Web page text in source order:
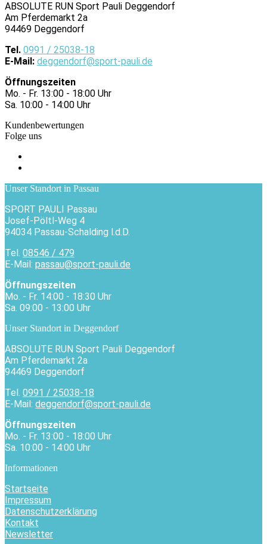
ABSOLUTE RUN Sport Pauli Deggendorf
Am Pferdemarkt 2a
94469 Deggendorf
Tel. 0991 / 25038-18
E-Mail: deggendorf@sport-pauli.de
Öffnungszeiten
Mo. - Fr. 13:00 - 18:00 Uhr
Sa. 10:00 - 14:00 Uhr
Kundenbewertungen
Folge uns
Unser Standort in Passau
SPORT PAULI Passau
Josef-Pöltl-Weg 4
94034 Passau-Schalding l.d.D.
Tel. 08546 / 479
E-Mail: passau@sport-pauli.de
Öffnungszeiten
Mo. - Fr. 14:00 - 18:30 Uhr
Sa. 09:00 - 13:00 Uhr
Unser Standort in Deggendorf
ABSOLUTE RUN Sport Pauli Deggendorf
Am Pferdemarkt 2a
94469 Deggendorf
Tel. 0991 / 25038-18
E-Mail: deggendorf@sport-pauli.de
Öffnungszeiten
Mo. - Fr. 13:00 - 18:00 Uhr
Sa. 10:00 - 14:00 Uhr
Informationen
Startseite
Impressum
Datenschutzerklärung
Kontakt
Newsletter